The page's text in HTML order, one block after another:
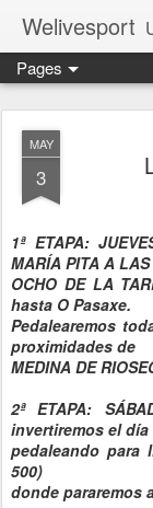
Welivesport
Pages
MAY
3
1ª ETAPA:
MARÍA PITA A LAS
OCHO DE LA
hasta O Pasaxe.
Pedalearemos
proximidades de
MEDINA DE
2ª ETAPA:
invertiremos el día
pedaleando para
500)
donde pararemos